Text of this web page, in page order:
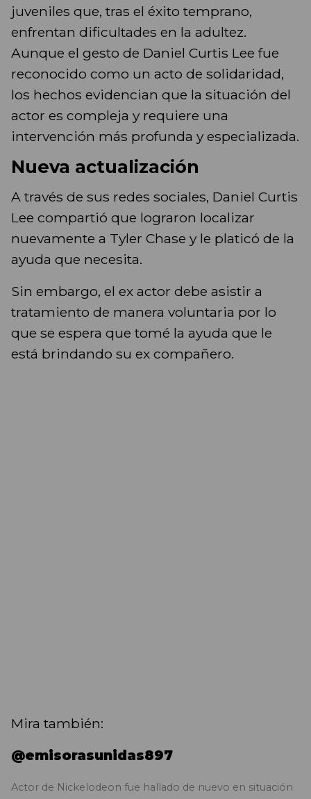
juveniles que, tras el éxito temprano,
enfrentan dificultades en la adultez.
Aunque el gesto de Daniel Curtis Lee fue
reconocido como un acto de solidaridad,
los hechos evidencian que la situación del
actor es compleja y requiere una
intervención más profunda y especializada.
Nueva actualización
A través de sus redes sociales, Daniel Curtis
Lee compartió que lograron localizar
nuevamente a Tyler Chase y le platicó de la
ayuda que necesita.
Sin embargo, el ex actor debe asistir a
tratamiento de manera voluntaria por lo
que se espera que tomé la ayuda que le
está brindando su ex compañero.
Mira también:
@emisorasunidas897
Actor de Nickelodeon fue hallado de nuevo en situación